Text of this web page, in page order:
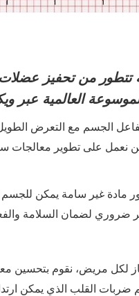
تتطور من تحفيز
العالمية عبر
الجسم مع التعرض
نعمل على تطوير معالجات
مادة غير سامة يمكن
ضروري لضمان السلامة
لكل مريض، نقوم
ضربات القلب الذي يمكن